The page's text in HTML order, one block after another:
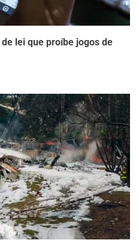
lei que proíbe jogos de